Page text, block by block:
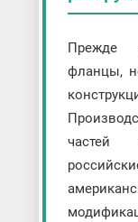
Прежде
фланцы,
частей